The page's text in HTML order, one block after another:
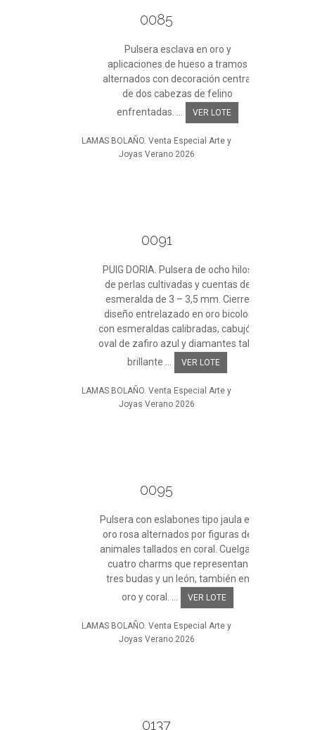
0085
Pulsera esclava en oro y
aplicaciones de hueso a tramos
alternados con decoración central
de dos cabezas de felino
enfrentadas. ...
VER LOTE
LAMAS BOLAÑO. Venta Especial Arte y
Joyas Verano 2026
0091
PUIG DORIA. Pulsera de ocho hilos
de perlas cultivadas y cuentas de
esmeralda de 3 – 3,5 mm. Cierre
diseño entrelazado en oro bicolor
con esmeraldas calibradas, cabujón
oval de zafiro azul y diamantes talla
brillante ...
VER LOTE
LAMAS BOLAÑO. Venta Especial Arte y
Joyas Verano 2026
0095
Pulsera con eslabones tipo jaula en
oro rosa alternados por figuras de
animales tallados en coral. Cuelgan
cuatro charms que representan
tres budas y un león, también en
oro y coral. ...
VER LOTE
LAMAS BOLAÑO. Venta Especial Arte y
Joyas Verano 2026
0137